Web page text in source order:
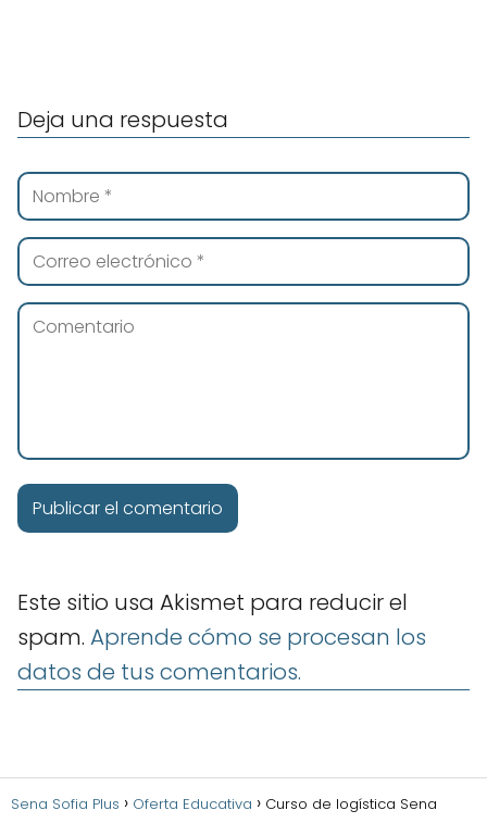
Deja una respuesta
Este sitio usa Akismet para reducir el
spam. Aprende cómo se procesan los
datos de tus comentarios.
Sena Sofia Plus Oferta Educativa
Curso de logística Sena